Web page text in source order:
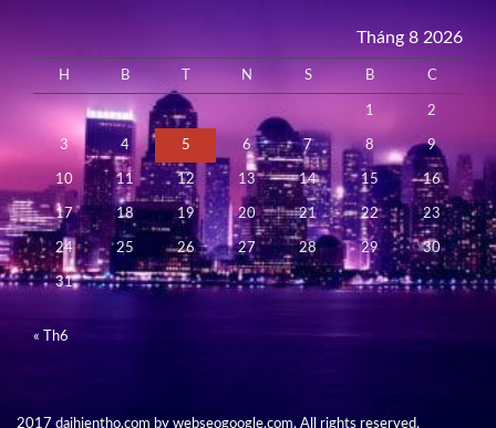
Tháng 8 2026
H B N S B C
1 2
3 4 5 6 7 8 9
10 11 12 13 14 15 16
17 18 19 20 21 22 23
24 25 26 27 28 29 30
31
« Th6
2017 daihientho.com by webseogoogle.com. All rights reserved.